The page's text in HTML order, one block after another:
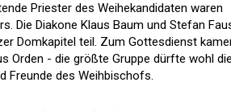
Priester des Weihekandidaten waren
Die Diakone Klaus Baum und Stefan
Domkapitel teil. Zum Gottesdienst
Orden - die größte Gruppe dürfte wohl
Freunde des Weihbischofs.